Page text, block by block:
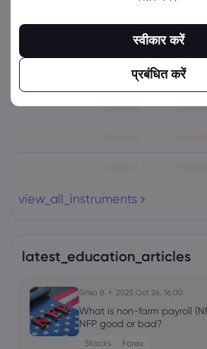
संबंधित उपकरण
संपत्ति बेचें खरीदें
view_all_instruments
latest_education_articles
Ghko B 2025 Oct 26, 16:00
What is non-farm payroll
NFP good or bad?
Stocks Forex
स्वीकार करें
प्रबंधित करें